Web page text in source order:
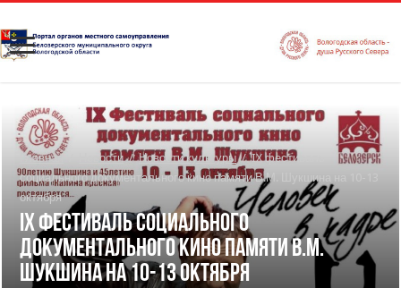
Главная Новости / Новости культуры / IX фестиваль
социального документального кино памяти В.М. Шукшина на 10-13
октября
IX фестиваль социального
документального кино памяти В.М.
Шукшина на 10-13 октября